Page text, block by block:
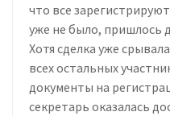
что все
уже не было, пришлось
Хотя сделка уже
всех остальных
документы на
секретарь оказалась